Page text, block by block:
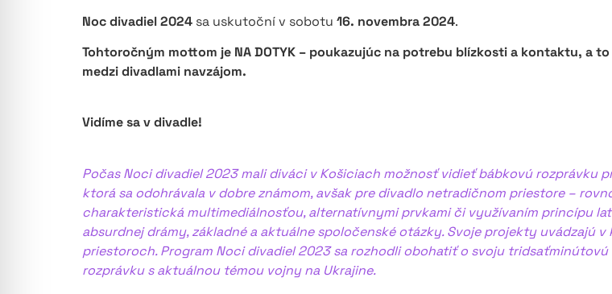
Noc divadiel 2024 sa uskutoční v sobotu 16. novembra 2024.
Tohtoročným mottom je NA DOTYK – poukazujúc na potrebu blízkosti a kontaktu, a
medzi divadlami navzájom.
Vidíme sa v divadle!
Počas Noci divadiel 2023 mali diváci v Košiciach možnosť vidieť bábkovú rozprávku
ktorá sa odohrávala v dobre známom, avšak pre divadlo netradičnom priestore –
charakteristická multimediálnosťou, alternatívnymi prvkami či využívaním princípu
absurdnej drámy, základné a aktuálne spoločenské otázky. Svoje projekty uvádzajú
priestoroch. Program Noci divadiel 2023 sa rozhodli obohatiť o svoju
rozprávku s aktuálnou témou vojny na Ukrajine.